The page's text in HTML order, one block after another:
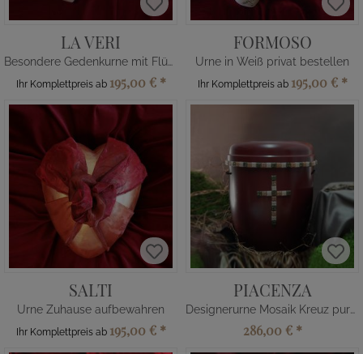
LA VERI
Besondere Gedenkurne mit Flügeln
Ihr Komplettpreis ab 195,00 € *
FORMOSO
Urne in Weiß privat bestellen
Ihr Komplettpreis ab 195,00 € *
SALTI
Urne Zuhause aufbewahren
Ihr Komplettpreis ab 195,00 € *
PIACENZA
Designerurne Mosaik Kreuz purpurrot
286,00 € *